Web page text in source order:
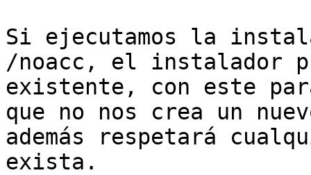
Si ejecutamos la
/noacc, el instalador
existente, con este
que no nos crea un
además respetará
exista.